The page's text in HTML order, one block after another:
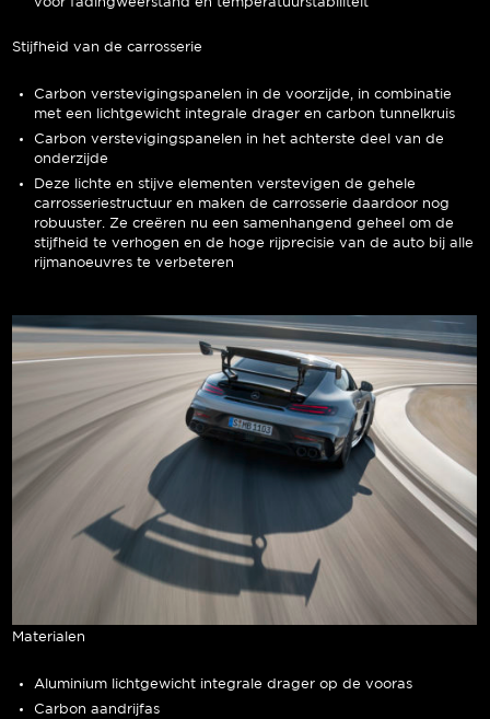
voor fadingweerstand en temperatuurstabiliteit
Stijfheid van de carrosserie
Carbon verstevigingspanelen in de voorzijde, in combinatie
met een lichtgewicht integrale drager en carbon tunnelkruis
Carbon verstevigingspanelen in het achterste deel van de
onderzijde
Deze lichte en stijve elementen verstevigen de gehele
carrosseriestructuur en maken de carrosserie daardoor nog
robuuster. Ze creëren nu een samenhangend geheel om de
stijfheid te verhogen en de hoge rijprecisie van de auto bij alle
rijmanoeuvres te verbeteren
Materialen
Aluminium lichtgewicht integrale drager op de vooras
Carbon aandrijfas